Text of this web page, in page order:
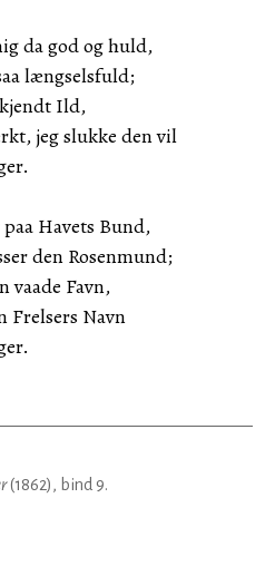
da god og huld,
længselsfuld;
Ild,
jeg slukke den vil
Havets Bund,
den Rosenmund;
vaade Favn,
Frelsers Navn
(1862), bind 9.